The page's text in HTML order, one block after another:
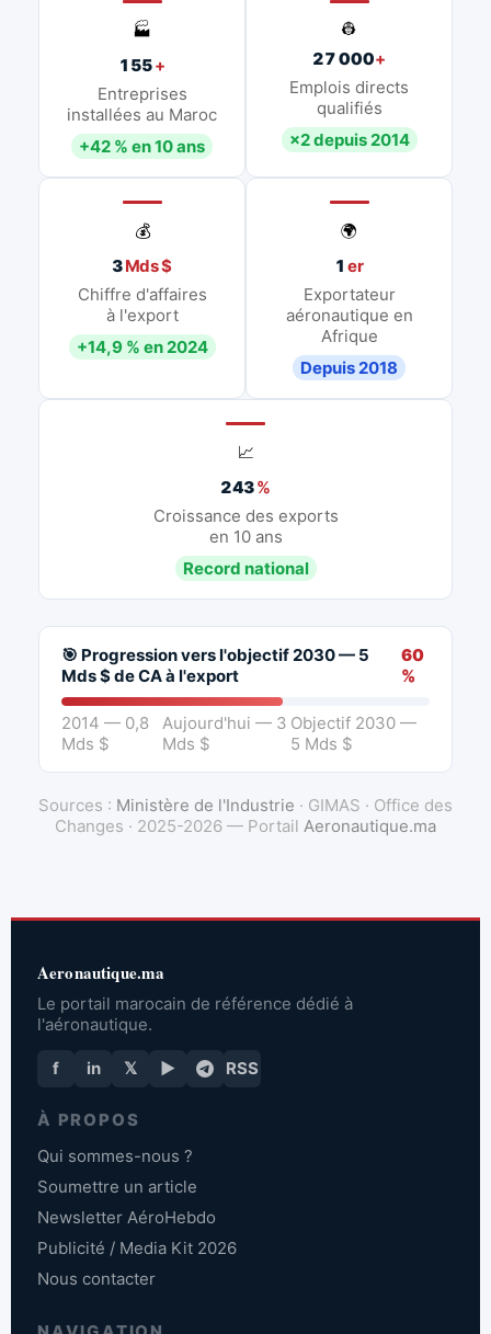
🏭
155+
Entreprises
installées au Maroc
+42 % en 10 ans
👷
27 000+
Emplois directs
qualifiés
×2 depuis 2014
💰
3Mds $
Chiffre d'affaires
à l'export
+14,9 % en 2024
🌍
1 er
Exportateur
aéronautique en
Afrique
Depuis 2018
📈
243%
Croissance des exports
en 10 ans
Record national
🎯 Progression vers l'objectif 2030 — 5
Mds $ de CA à l'export
60
%
2014 — 0,8
Mds $
Aujourd'hui — 3
Mds $
Objectif 2030 —
5 Mds $
Sources : Ministère de l'Industrie · GIMAS · Office des
Changes · 2025-2026 — Portail Aeronautique.ma
Aeronautique.ma
Le portail marocain de référence dédié à
l'aéronautique.
f in 𝕏 ▶ RSS
À PROPOS
Qui sommes-nous ?
Soumettre un article
Newsletter AéroHebdo
Publicité / Media Kit 2026
Nous contacter